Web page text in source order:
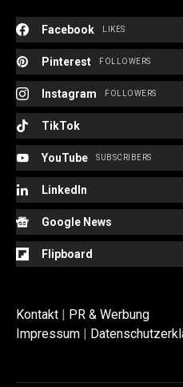
Facebook LIKES
Pinterest FOLLOWERS
Instagram FOLLOWERS
TikTok
YouTube SUBSCRIBERS
LinkedIn
Google News
Flipboard
Kontakt | PR & Werbung
Impressum |